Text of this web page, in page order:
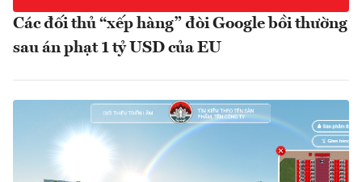
Các đối thủ “xếp hàng” đòi Google bồi thường
sau án phạt 1 tỷ USD của EU